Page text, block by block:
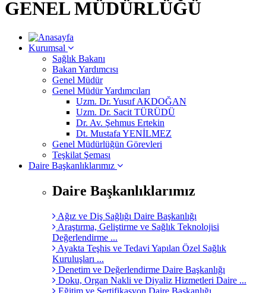
GENEL MÜDÜRLÜĞÜ
Kurumsal
Sağlık Bakanı
Bakan Yardımcısı
Genel Müdür
Genel Müdür Yardımcıları
Uzm. Dr. Yusuf AKDOĞAN
Uzm. Dr. Sacit TÜRÜDÜ
Dr. Av. Şehmus Ertekin
Dt. Mustafa YENİLMEZ
Genel Müdürlüğün Görevleri
Teşkilat Şeması
Daire Başkanlıklarımız
Daire Başkanlıklarımız
Ağız ve Diş Sağlığı Daire Başkanlığı
Araştırma, Geliştirme ve Sağlık Teknolojisi
Değerlendirme ...
Ayakta Teşhis ve Tedavi Yapılan Özel Sağlık
Kuruluşları ...
Denetim ve Değerlendirme Daire Başkanlığı
Doku, Organ Nakli ve Diyaliz Hizmetleri Daire ...
Eğitim ve Sertifikasyon Daire Başkanlığı